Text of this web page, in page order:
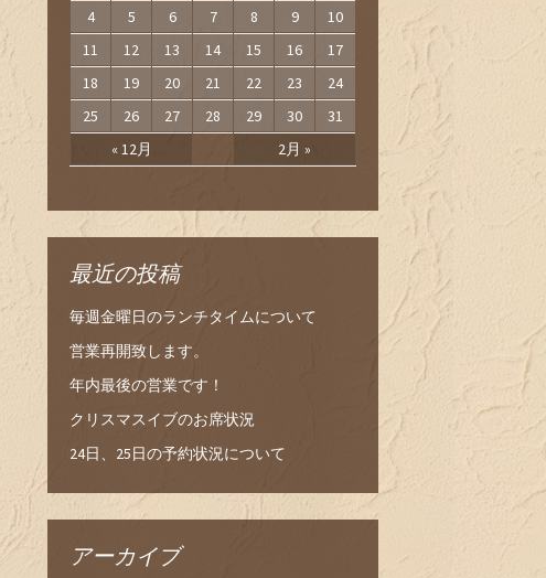
« 12月 2月 »
4
5 6 7 8 9
10
11
12 13 14 15 16
17
18
19 20 21 22 23
24
25
26 27 28 29 30 31
最近の投稿
毎週金曜日のランチタイムについて
営業再開致します。
年内最後の営業です！
クリスマスイブのお席状況
24日、25日の予約状況について
アーカイブ